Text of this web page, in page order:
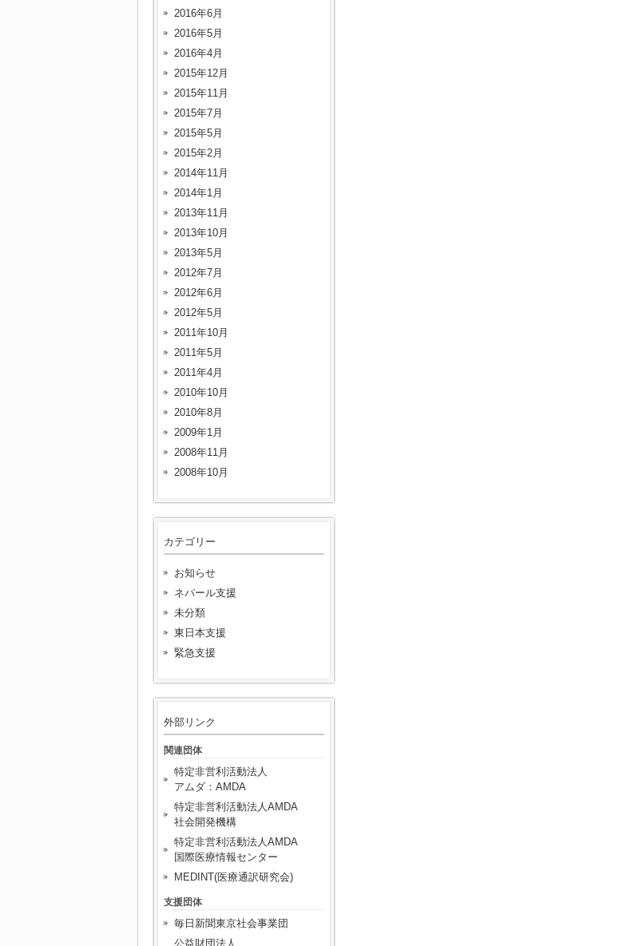
2016年6月
2016年5月
2016年4月
2015年12月
2015年11月
2015年7月
2015年5月
2015年2月
2014年11月
2014年1月
2013年11月
2013年10月
2013年5月
2012年7月
2012年6月
2012年5月
2011年10月
2011年5月
2011年4月
2010年10月
2010年8月
2009年1月
2008年11月
2008年10月
カテゴリー
お知らせ
ネパール支援
未分類
東日本支援
緊急支援
外部リンク
関連団体
特定非営利活動法人
アムダ：AMDA
特定非営利活動法人AMDA
社会開発機構
特定非営利活動法人AMDA
国際医療情報センター
MEDINT(医療通訳研究会)
支援団体
毎日新聞東京社会事業団
公益財団法人